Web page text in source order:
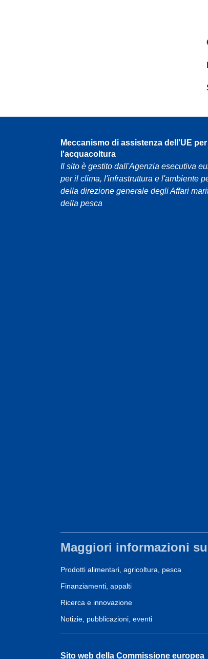
Meccanismo di assistenza dell'UE per
l'acquacoltura
Il sito è gestito dall'Agenzia esecutiva
per il clima, l'infrastruttura e l'ambiente
della direzione generale degli Affari
della pesca
Maggiori informazioni
Prodotti alimentari, agricoltura, pesca
Finanziamenti, appalti
Ricerca e innovazione
Notizie, pubblicazioni, eventi
Sito web della Commissione europea